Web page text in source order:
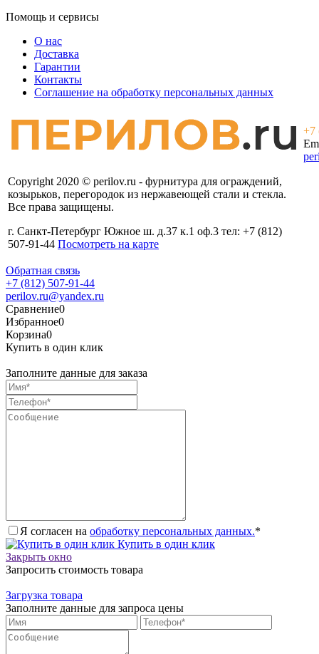
Помощь и сервисы
О нас
Доставка
Гарантии
Контакты
Соглашение на обработку персональных данных
Copyright 2020 © perilov.ru - фурнитура для ограждений,
козырьков, перегородок из нержавеющей стали и стекла.
Все права защищены.
г. Санкт-Петербург Южное ш. д.37 к.1 оф.3 тел: +7 (812)
507-91-44 Посмотреть на карте
+7
Обратная связь
+7 (812) 507-91-44
perilov.ru@yandex.ru
Сравнение0
Избранное0
Корзина0
Купить в один клик
Заполните данные для заказа
Я согласен на обработку персональных данных.*
Купить в один клик
Закрыть окно
Запросить стоимость товара
Загрузка товара
Заполните данные для запроса цены